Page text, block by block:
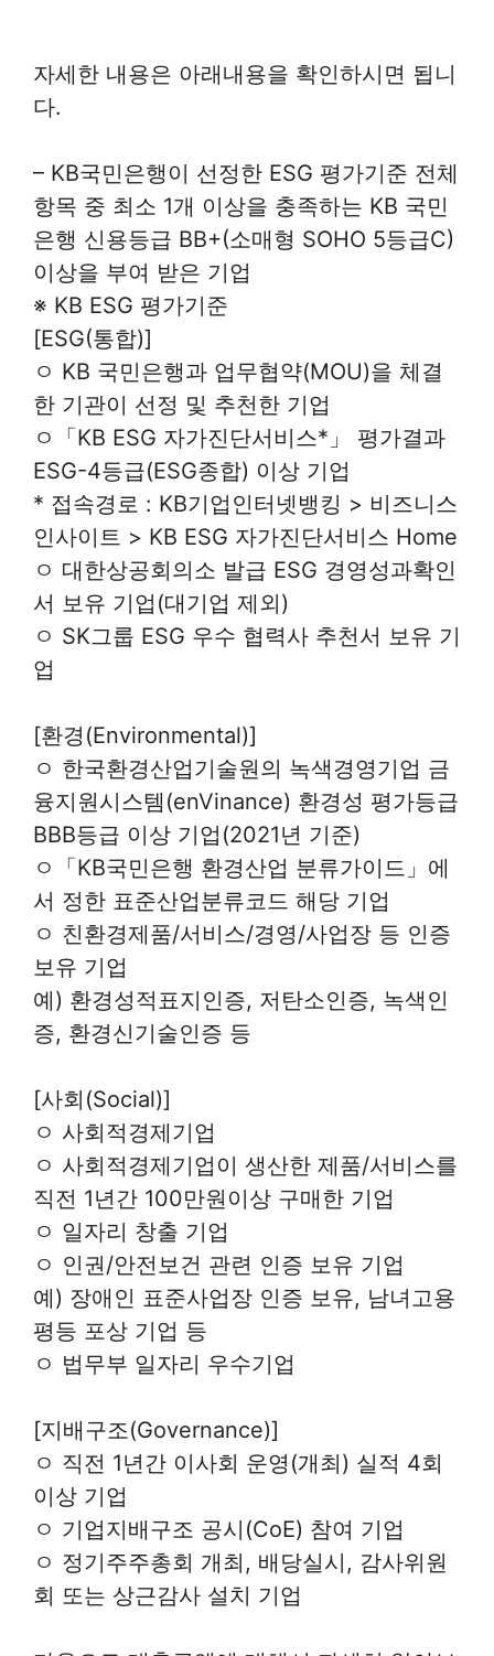
자세한 내용은 아래내용을 확인하시면 됩니
다.
– KB국민은행이 선정한 ESG 평가기준 전체
항목 중 최소 1개 이상을 충족하는 KB 국민
은행 신용등급 BB+(소매형 SOHO 5등급C)
이상을 부여 받은 기업
※ KB ESG 평가기준
[ESG(통합)]
ㅇ KB 국민은행과 업무협약(MOU)을 체결
한 기관이 선정 및 추천한 기업
ㅇ「KB ESG 자가진단서비스*」 평가결과
ESG-4등급(ESG종합) 이상 기업
* 접속경로 : KB기업인터넷뱅킹 > 비즈니스
인사이트 > KB ESG 자가진단서비스 Home
ㅇ 대한상공회의소 발급 ESG 경영성과확인
서 보유 기업(대기업 제외)
ㅇ SK그룹 ESG 우수 협력사 추천서 보유 기
업
[환경(Environmental)]
ㅇ 한국환경산업기술원의 녹색경영기업 금
융지원시스템(enVinance) 환경성 평가등급
BBB등급 이상 기업(2021년 기준)
ㅇ「KB국민은행 환경산업 분류가이드」에
서 정한 표준산업분류코드 해당 기업
ㅇ 친환경제품/서비스/경영/사업장 등 인증
보유 기업
예) 환경성적표지인증, 저탄소인증, 녹색인
증, 환경신기술인증 등
[사회(Social)]
ㅇ 사회적경제기업
ㅇ 사회적경제기업이 생산한 제품/서비스를
직전 1년간 100만원이상 구매한 기업
ㅇ 일자리 창출 기업
ㅇ 인권/안전보건 관련 인증 보유 기업
예) 장애인 표준사업장 인증 보유, 남녀고용
평등 포상 기업 등
ㅇ 법무부 일자리 우수기업
[지배구조(Governance)]
ㅇ 직전 1년간 이사회 운영(개최) 실적 4회
이상 기업
ㅇ 기업지배구조 공시(CoE) 참여 기업
ㅇ 정기주주총회 개최, 배당실시, 감사위원
회 또는 상근감사 설치 기업